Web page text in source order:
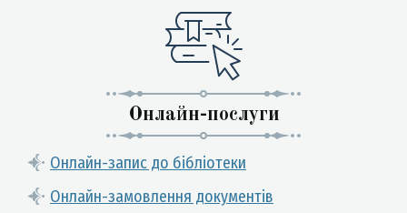
Онлайн-послуги
Онлайн-запис до бібліотеки
Онлайн-замовлення документів